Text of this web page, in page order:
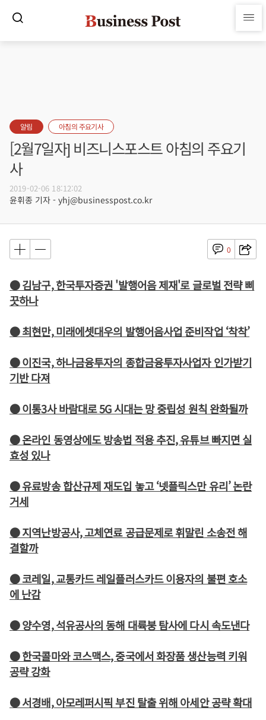
알림 아침의 주요기사
[2월7일자] 비즈니스포스트 아침의 주요기
사
2019-02-06 18:12:02
윤휘종 기자 - yhj@businesspost.co.kr
0
● 김남구, 한국투자증권 '발행어음 제재'로 글로벌 전략 삐
끗하나
● 최현만, 미래에셋대우의 발행어음사업 준비작업 ‘착착’
● 이진국, 하나금융투자의 종합금융투자사업자 인가받기
기반 다져
● 이통3사 바람대로 5G 시대는 망 중립성 원칙 완화될까
● 온라인 동영상에도 방송법 적용 추진, 유튜브 빠지면 실
효성 있나
● 유료방송 합산규제 재도입 놓고 ‘넷플릭스만 유리’ 논란
거세
● 지역난방공사, 고체연료 공급문제로 휘말린 소송전 해
결할까
● 코레일, 교통카드 레일플러스카드 이용자의 불편 호소
에 난감
● 양수영, 석유공사의 동해 대륙붕 탐사에 다시 속도낸다
● 한국콜마와 코스맥스, 중국에서 화장품 생산능력 키워
공략 강화
● 서경배, 아모레퍼시픽 부진 탈출 위해 아세안 공략 확대